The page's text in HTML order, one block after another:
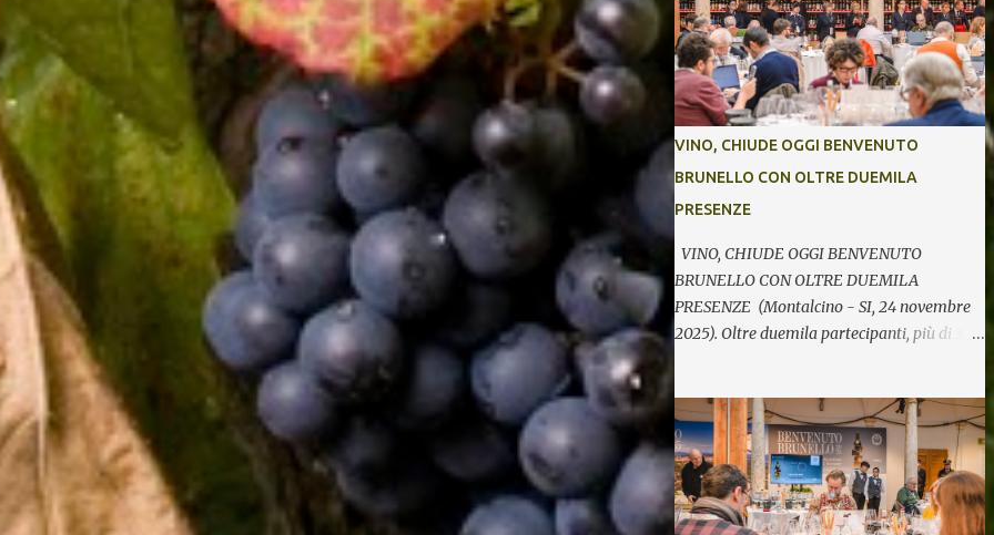
VINO, CHIUDE OGGI BENVENUTO
BRUNELLO CON OLTRE DUEMILA
PRESENZE
VINO, CHIUDE OGGI BENVENUTO
BRUNELLO CON OLTRE DUEMILA
PRESENZE (Montalcino - SI, 24 novembre
2025). Oltre duemila partecipanti, più di 370
edizione di Benvenuto Brunello, l’annuale
evento di presentazione delle nuove annate
del principe dei rossi toscani a cura del
Consorzio del vino Brunello di Montalcino.
In assaggio nei calici, il millesimo 2021, la